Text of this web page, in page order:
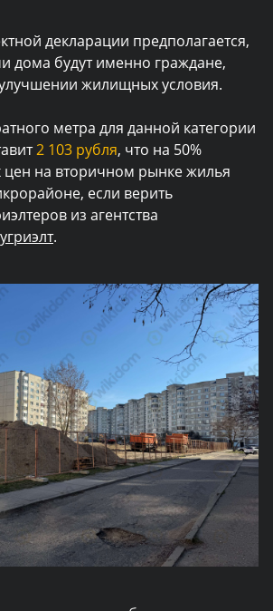
декларации предполагается,
дома будут именно граждане,
жилищных условия.
метра для данной категории
2 103 рубля, что на 50%
на вторичном рынке жилья
если верить
из агентства
.